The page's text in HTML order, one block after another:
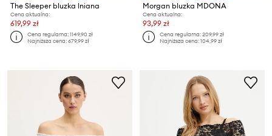
The Sleeper bluzka lniana
Cena aktualna:
619,99 zł
Cena regularna:1149,90 zł
Najniższa cena:679,99 zł
Morgan bluzka MDONA
Cena aktualna:
93,99 zł
Cena regularna:209,99 zł
Najniższa cena:104,99 zł